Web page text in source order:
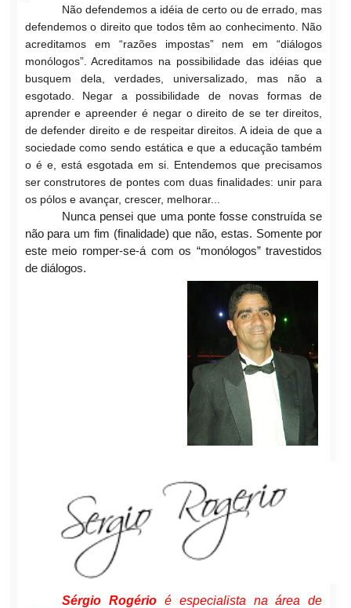
Não defendemos a idéia de certo ou de errado, mas
defendemos o direito que todos têm ao conhecimento. Não
acreditamos em “razões impostas” nem em “diálogos
monólogos”. Acreditamos na possibilidade das idéias que
busquem dela, verdades, universalizado, mas não a
esgotado. Negar a possibilidade de novas formas de
aprender e apreender é negar o direito de se ter direitos,
de defender direito e de respeitar direitos. A ideia de que a
sociedade como sendo estática e que a educação também
o é e, está esgotadaem si. Entendemos que precisamos
ser construtores de pontes com duas finalidades: unir para
os pólos e avançar, crescer, melhorar...
Nunca pensei que uma ponte fosse construída se
não para um fim (finalidade) que não, estas. Somente por
este meio romper-se-ácom os “monólogos” travestidos
de diálogos.
Sérgio Rogérioé especialista na área de